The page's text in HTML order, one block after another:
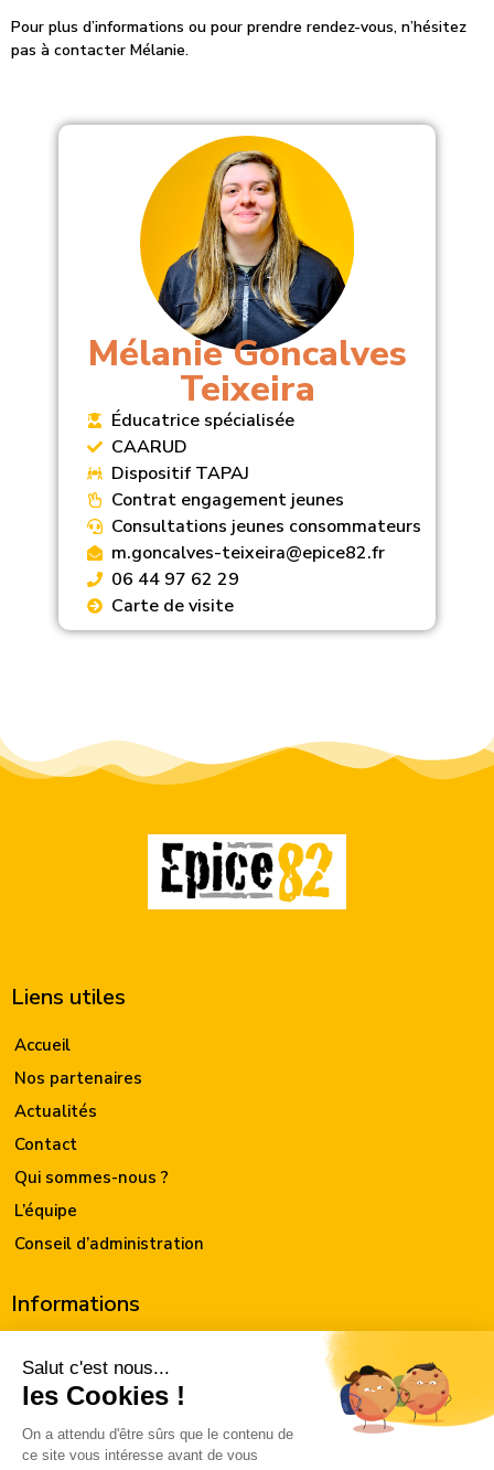
Pour plus d’informations ou pour prendre rendez-vous, n’hésitez
pas à contacter Mélanie.
Mélanie Goncalves
Teixeira
Éducatrice spécialisée
CAARUD
Dispositif TAPAJ
Contrat engagement jeunes
Consultations jeunes consommateurs
m.goncalves-teixeira@epice82.fr
06 44 97 62 29
Carte de visite
Liens utiles
Accueil
Nos partenaires
Actualités
Contact
Qui sommes-nous ?
L’équipe
Conseil d’administration
Informations
Pôle accompagnement vers et dans le soin
Pôle réduction des risques par l’activité et le travail